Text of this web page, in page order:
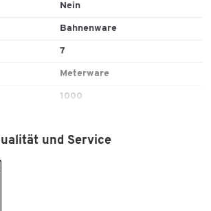
Nein
Bahnenware
7
Meterware
1000
DIN 51130
und Service